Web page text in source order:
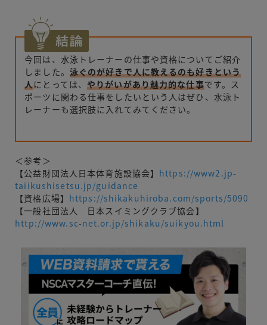
今回は、水泳トレーナーの仕事や資格についてご紹介
しました。 泳ぐのが好きで人に教えるのも好きという
人に とっては、やりがいがあり魅力的な仕事です。ス
ポーツに関わる仕事をしたいという人はぜひ、水泳ト
レーナーも選択肢に入れてみてください。
＜参考＞
【公益財団法人日本体育施設協会】 https://www2.jp-
taiikushisetsu.jp/guidance
【資格広場】 https://shikakuhiroba.com/sports/5090
【一般社団法人 日本スイミングクラブ協会】
http://www.sc-net.or.jp/shikaku/suikyou.html